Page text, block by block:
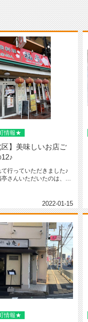
情報★
区】美味しいお店ご
行っていただきました♪
さんいただいたのは、日
2022-01-15
情報★